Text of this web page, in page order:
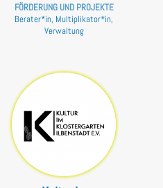
FÖRDERUNG UND PROJEKTE
Berater*in, Multiplikator*in,
Verwaltung